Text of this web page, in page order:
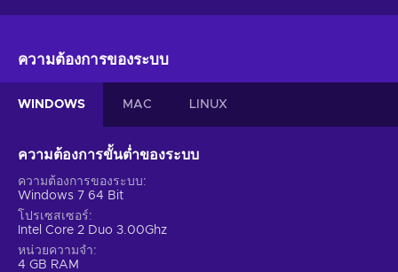
Legends
playstyle, and specific objectives at sight! Total War: THREE
armies, and participate in the most dynamic inter-
relationships in the series! You are not the only unique
creation around; your enemies are not the least bit less
exceptional!
ความต้องการของระบบ
WINDOWS MAC LINUX
ความต้องการขั้นต่ำของระบบ
ความต้องการของระบบ
Windows 7 64 Bit
โปรเซสเซอร์
Intel Core 2 Duo 3.00Ghz
หน่วยความจำ
4 GB RAM